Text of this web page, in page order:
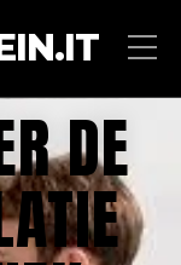
DE